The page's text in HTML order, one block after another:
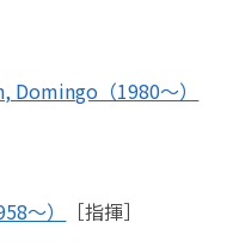
Domingo（1980～）
～） ［指揮］